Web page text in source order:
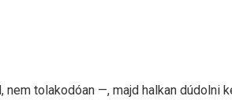
tolakodóan —, majd halkan dúdolni